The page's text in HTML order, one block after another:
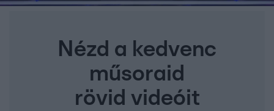
Nézd a kedvenc
műsoraid
rövid videóit